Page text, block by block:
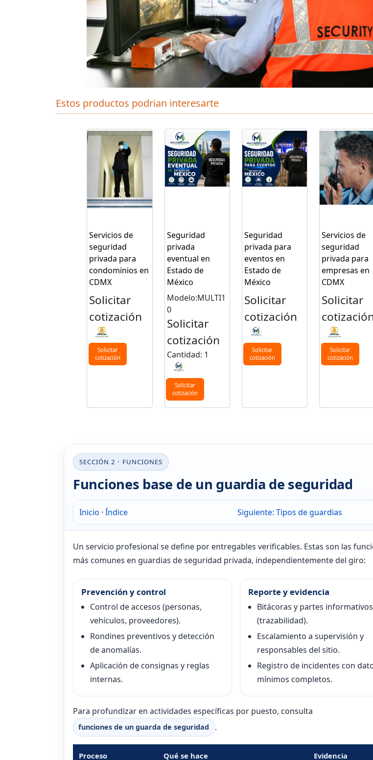
Estos productos podrian interesarte
Servicios de
seguridad
privada para
condominios en
CDMX
Solicitar
cotización
Solicitar
cotización
Seguridad
privada
eventual en
Estado de
México
Modelo:MULTI1
0
Solicitar
cotización
Cantidad: 1
Solicitar
cotización
Seguridad
privada para
eventos en
Estado de
México
Solicitar
cotización
Solicitar
cotización
Servicios de
seguridad
privada para
empresas en
CDMX
Solicitar
Solicitar
cotización
SECCIÓN 2 · FUNCIONES
Funciones base de un guardia de seguridad
Inicio · Índice Siguiente: Tipos de guardias
Un servicio profesional se define por entregables verificables. Estas son las
más comunes en guardias de seguridad privada, independientemente del giro:
Prevención y control
Control de accesos (personas,
vehículos, proveedores).
Rondines preventivos y detección
de anomalías.
Aplicación de consignas y reglas
internas.
Reporte y evidencia
Bitácoras y partes informativos
(trazabilidad).
Escalamiento a supervisión y
responsables del sitio.
Registro de incidentes con
mínimos completos.
Para profundizar en actividades específicas por puesto, consulta
funciones de un guarda de seguridad .
Proceso Qué se hace Evidencia